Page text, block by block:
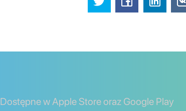
Dostępne w Apple Store oraz Google Play